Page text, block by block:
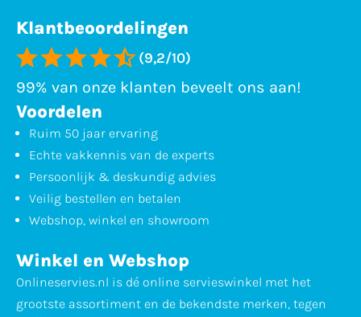
Klantbeoordelingen
(9,2/10)
99% van onze klanten beveelt ons aan!
Voordelen
Ruim 50 jaar ervaring
Echte vakkennis van de experts
Persoonlijk & deskundig advies
Veilig bestellen en betalen
Webshop, winkel en showroom
Winkel en Webshop
Onlineservies.nl is dé online servieswinkel met het
grootste assortiment en de bekendste merken, tegen